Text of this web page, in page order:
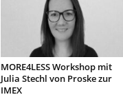
MORE4LESS Workshop mit
Julia Stechl von Proske zur
IMEX